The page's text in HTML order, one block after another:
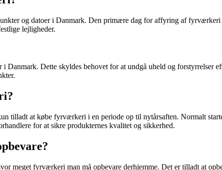
og datoer i Danmark. Den primære dag for affyring af
lejligheder.
Dette skyldes behovet for at undgå uheld og forstyrrelser
tilladt at købe fyrværkeri i en periode op til nytårsaften. Normalt
for at sikre produkternes kvalitet og sikkerhed.
meget fyrværkeri man må opbevare derhjemme. Det er tilladt at